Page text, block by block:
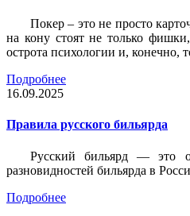
Покер – это не просто
на кону стоят не только
острота психологии и, конечно,
Подробнее
16.09.2025
Правила русского бильярда
Русский бильярд — это
разновидностей бильярда в
Подробнее